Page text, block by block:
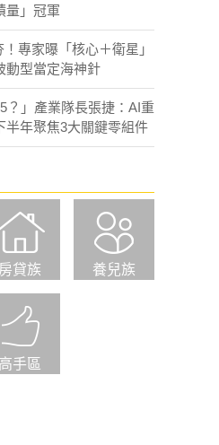
量」冠軍
專家曝「核心＋衛星」
動型當定海神針
5？」產業隊長張捷：AI重
半年聚焦3大關鍵零組件
房貸族 養兒族
高手區